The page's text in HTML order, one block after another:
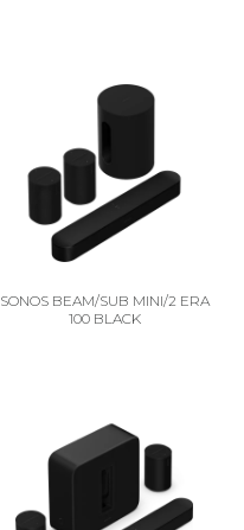
SONOS BEAM/SUB MINI/2 ERA
100 BLACK